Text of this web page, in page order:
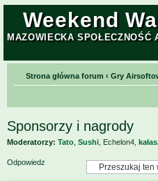
Weekend
MAZOWIECKA SPOŁECZNOŚĆ
Strona główna forum ‹ Gry
Sponsorzy i nagrody
Moderatorzy: Tato Sushi Echelon4
Odpowiedz